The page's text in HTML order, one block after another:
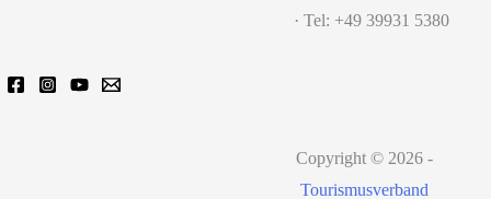
· Tel: +49 39931 5380
Copyright © 2026 -
Tourismusverband